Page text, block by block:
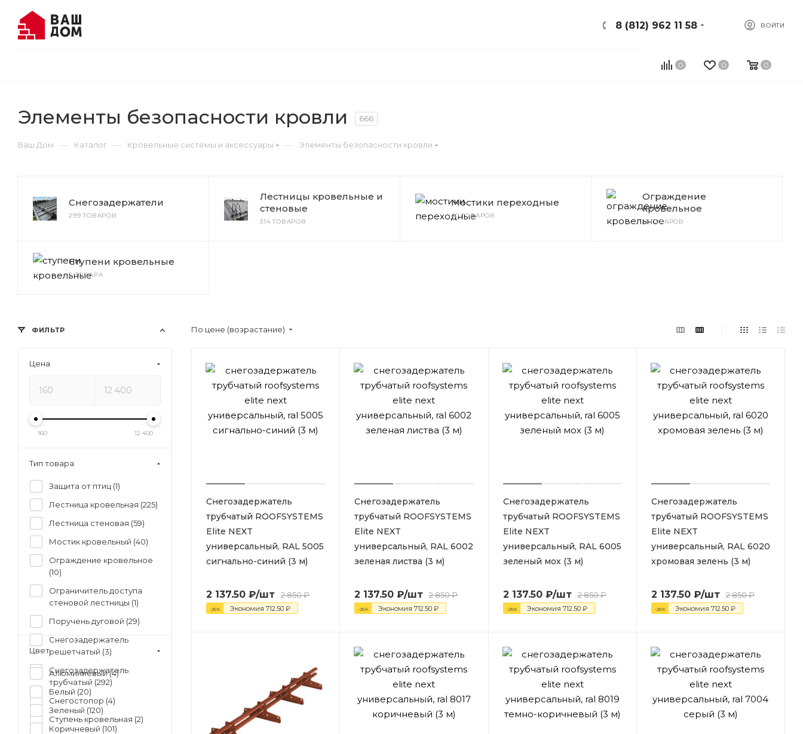
ВОЙТИ
8 (812) 962 11 58
0 0 0
Элементы безопасности кровли 666
Ваш Дом — Каталог — Кровельные системы и аксессуары — Элементы безопасности кровли
Снегозадержатели
299 ТОВАРОВ
Лестницы кровельные и
стеновые
314 ТОВАРОВ
Мостики переходные
40 ТОВАРОВ
Ограждение
кровельное
11 ТОВАРОВ
Ступени кровельные
2 ТОВАРА
По цене (возрастание)
Снегозадержатель
трубчатый ROOFSYSTEMS
Elite NEXT
универсальный, RAL 5005
сигнально-синий (3 м)
2 137.50 ₽/шт 2 850₽
-25% Экономия 712.50 ₽
Снегозадержатель
трубчатый ROOFSYSTEMS
Elite NEXT
универсальный, RAL 6002
зеленая листва (3 м)
2 137.50 ₽/шт 2 850₽
-25% Экономия712.50 ₽
Снегозадержатель
трубчатый ROOFSYSTEMS
Elite NEXT
универсальный, RAL 6005
зеленый мох (3 м)
2 137.50₽/шт 2 850₽
-25% Экономия 712.50₽
Снегозадержатель
трубчатый ROOFSYSTEMS
Elite NEXT
универсальный, RAL 6020
хромовая зелень (3 м)
2 137.50₽/шт 2 850₽
-25% Экономия 712.50₽
ФИЛЬТР
Цена
160 12 400
Тип товара
Защита от птиц (1)
Лестница кровельная (225)
Лестница стеновая (59)
Мостик кровельный (40)
Ограждение кровельное
(10)
Ограничитель доступа
стеновой лестницы (1)
Поручень дуговой (29)
Снегозадержатель
решетчатый (3)
Снегозадержатель
трубчатый (292)
Снегостопор (4)
Ступень кровельная (2)
Цвет
Алюминиевый (4)
Белый (20)
Зеленый (120)
Коричневый (101)